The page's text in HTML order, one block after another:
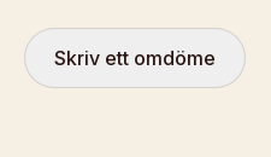
Skriv ett omdöme